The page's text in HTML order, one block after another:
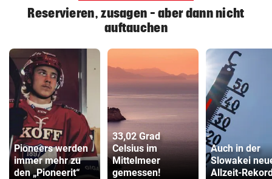
Reservieren, zusagen – aber dann nicht
auftauchen
Pioneers werden
immer mehr zu
den „Pioneerit“
33,02 Grad
Celsius im
Mittelmeer
gemessen!
Auch in der
Slowakei
Allzeit-